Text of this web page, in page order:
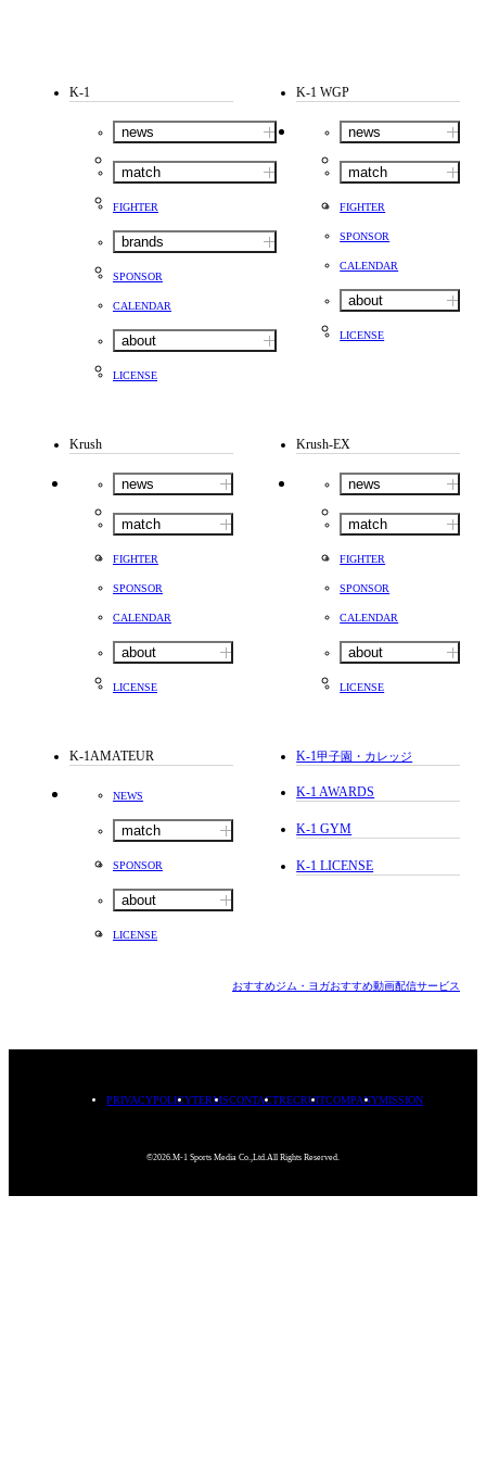
K-1
news
match
FIGHTER
brands
SPONSOR
CALENDAR
about
LICENSE
K-1 WGP
news
match
FIGHTER
SPONSOR
CALENDAR
about
LICENSE
Krush
news
match
FIGHTER
SPONSOR
CALENDAR
about
LICENSE
Krush-EX
news
match
FIGHTER
SPONSOR
CALENDAR
about
LICENSE
K-1AMATEUR
NEWS
match
SPONSOR
about
LICENSE
K-1甲子園・カレッジ
K-1 AWARDS
K-1 GYM
K-1 LICENSE
おすすめジム・ヨガおすすめ動画配信サービス
PRIVACYPOLICYTERMSCONTACTRECRUITCOMPANYMISSION
©2026.M-1 Sports Media Co.,Ltd.All Rights Reserved.